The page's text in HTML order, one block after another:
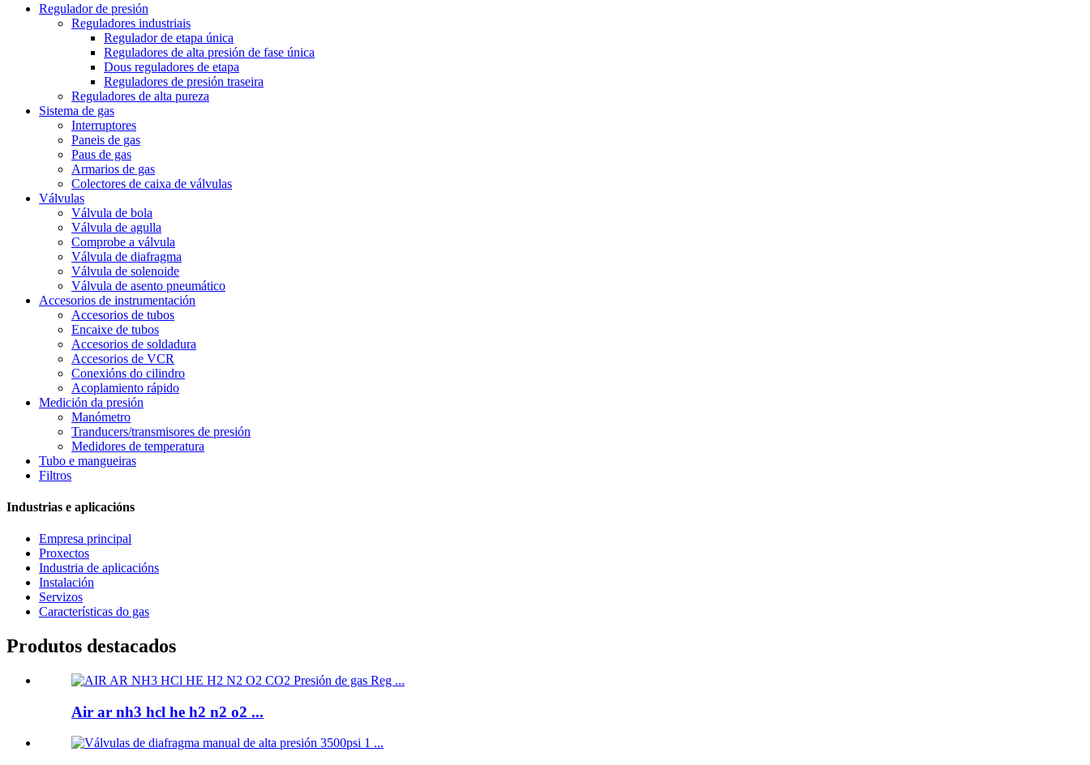
Regulador de presión
Reguladores industriais
Regulador de etapa única
Reguladores de alta presión de fase única
Dous reguladores de etapa
Reguladores de presión traseira
Reguladores de alta pureza
Sistema de gas
Interruptores
Paneis de gas
Paus de gas
Armarios de gas
Colectores de caixa de válvulas
Válvulas
Válvula de bola
Válvula de agulla
Comprobe a válvula
Válvula de diafragma
Válvula de solenoide
Válvula de asento pneumático
Accesorios de instrumentación
Accesorios de tubos
Encaixe de tubos
Accesorios de soldadura
Accesorios de VCR
Conexións do cilindro
Acoplamiento rápido
Medición da presión
Manómetro
Tranducers/transmisores de presión
Medidores de temperatura
Tubo e mangueiras
Filtros
Industrias e aplicacións
Empresa principal
Proxectos
Industria de aplicacións
Instalación
Servizos
Características do gas
Produtos destacados
Air ar nh3 hcl he h2 n2 o2 ...